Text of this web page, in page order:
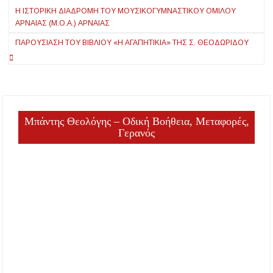
άρθρων
Η ΙΣΤΟΡΙΚΉ ΔΙΑΔΡΟΜΉ ΤΟΥ ΜΟΥΣΙΚΟΓΥΜΝΑΣΤΙΚΟΎ ΟΜΊΛΟΥ
ΑΡΝΑΊΑΣ (Μ.Ο.Α.) ΑΡΝΑΊΑΣ
ΠΑΡΟΥΣΊΑΣΗ ΤΟΥ ΒΙΒΛΊΟΥ «Η ΑΓΑΠΗΤΙΚΙΆ» ΤΗΣ Σ. ΘΕΟΔΩΡΊΔΟΥ
Μπάντης Θεολόγης – Οδική Βοήθεια, Μεταφορές,
Γερανός